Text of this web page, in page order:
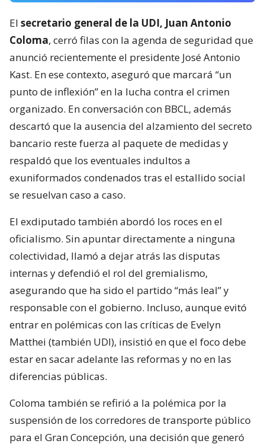
El secretario general de la UDI, Juan Antonio
Coloma, cerró filas con la agenda de seguridad que
anunció recientemente el presidente José Antonio
Kast. En ese contexto, aseguró que marcará “un
punto de inflexión” en la lucha contra el crimen
organizado. En conversación con BBCL, además
descartó que la ausencia del alzamiento del secreto
bancario reste fuerza al paquete de medidas y
respaldó que los eventuales indultos a
exuniformados condenados tras el estallido social
se resuelvan caso a caso.
El exdiputado también abordó los roces en el
oficialismo. Sin apuntar directamente a ninguna
colectividad, llamó a dejar atrás las disputas
internas y defendió el rol del gremialismo,
asegurando que ha sido el partido “más leal” y
responsable con el gobierno. Incluso, aunque evitó
entrar en polémicas con las críticas de Evelyn
Matthei (también UDI), insistió en que el foco debe
estar en sacar adelante las reformas y no en las
diferencias públicas.
Coloma también se refirió a la polémica por la
suspensión de los corredores de transporte público
para el Gran Concepción, una decisión que generó